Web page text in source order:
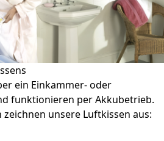
ein Einkammer- oder
funktionieren per Akkubetrieb.
unsere Luftkissen aus: